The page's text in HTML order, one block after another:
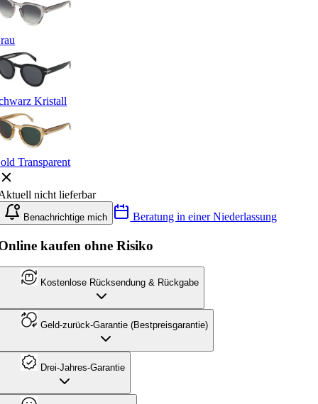
Kristall
Transparent
nicht lieferbar
Benachrichtige mich Beratung in einer Niederlassung
kaufen ohne Risiko
Kostenlose Rücksendung & Rückgabe
Geld-zurück-Garantie (Bestpreisgarantie)
Drei-Jahres-Garantie